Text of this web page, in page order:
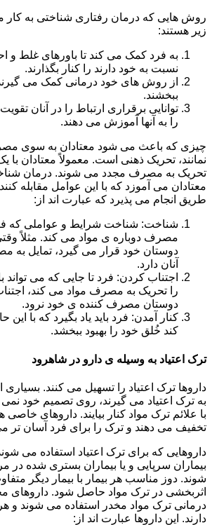
روش هایی که درمان رفتاری شناختی به کار
زیر هستند:
به فرد کمک می کند تا باورهای غلط و
نسبت به خود دارند را کنار بگذارند.
از روش های خود درمانی کمک می گیرند
ببخشند.
توانایی برقراری ارتباط را در آنان
را به آنها آموزش می دهند.
چیزی که باعث می شود معتادان به سوی
نمانند، تحریک ذهنی است. معمولاً معتادان
تحریک به مصرف مجدد می شوند. درمان
معتادان می آموزد که با این عوامل مقابله
طریق انجام می پذیرد که عبارت اند از:
شناخت: شناخت شرایط و عواملی که
مصرف دوباره ی مواد می کند. مثلاً
دوستان خود قرار می گیرد، تمایل به
آنان دارد.
اجتناب کردن: فرد تا جایی که می تواند
را تحریک به مصرف مواد می کند، اجتناب
دوستان مصرف کننده ی خود نرود.
کنار آمدن: فرد باید یاد بگیرد که با این
کند خُلق خود را بهبود ببخشد.
ترک اعتیاد به وسیله ی دارو در شاهرود
داروها ترک اعتیاد را تسهیل می کنند. بسیاری
به ترک اعتیاد می گیرند، روی تصمیم خود نمی
با علائم ترک مواد کنار بیایند. داروهای خاصی
تخفیف می دهند و ترک را برای فرد آسان تر
داروهایی که برای ترک اعتیاد استفاده می
بیماران سرپایی و یا بیماران بستری شده در
شوند. دوز مناسب هر بیمار با بیمار دیگر
اثربخشی در ترک مواد حاصل شود. داروهای
درمانی ترک مواد مخدر استفاده می شوند و
دارند. این داروها عبارت اند از: